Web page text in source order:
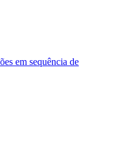
em sequência de